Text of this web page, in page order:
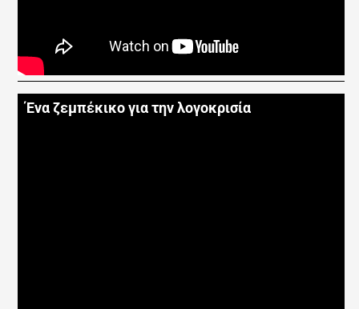
Ένα ζεμπέκικο για την λογοκρισία